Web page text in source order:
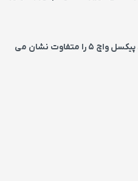
گوگل با تیزری جدید پیکسل واچ ۵ را متفاوت نشان می‌